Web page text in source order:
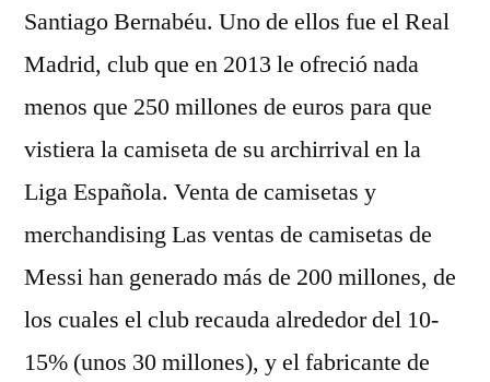
Santiago Bernabéu. Uno de ellos fue el Real
Madrid, club que en 2013 le ofreció nada
menos que 250 millones de euros para que
vistiera la camiseta de su archirrival en la
Liga Española. Venta de camisetas y
merchandising Las ventas de camisetas de
Messi han generado más de 200 millones, de
los cuales el club recauda alrededor del 10-
15% (unos 30 millones), y el fabricante de